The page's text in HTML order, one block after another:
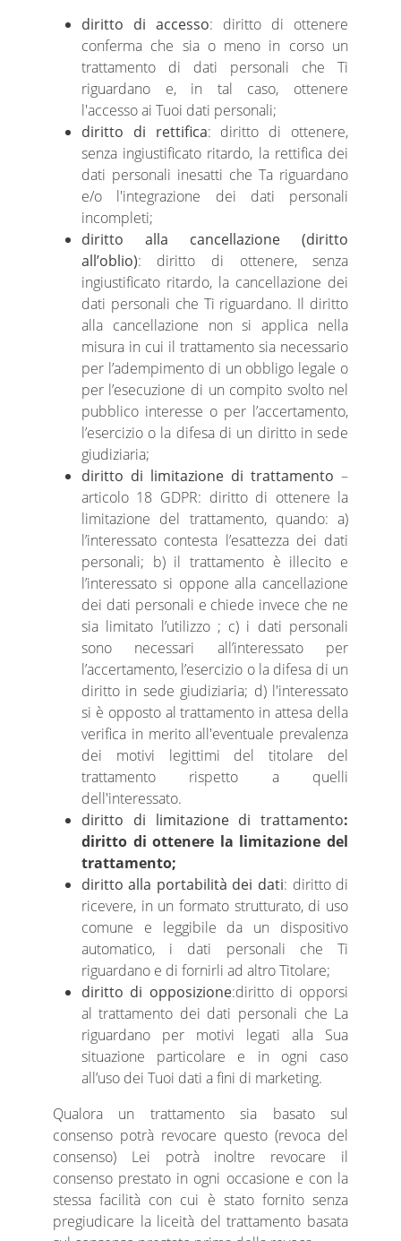
diritto di accesso: diritto di ottenere
conferma che sia o meno in corso un
trattamento di dati personali che Ti
riguardano e, in tal caso, ottenere
l'accesso ai Tuoi dati personali;
diritto di rettifica: diritto di ottenere,
senza ingiustificato ritardo, la rettifica dei
dati personali inesatti che Ta riguardano
e/o l'integrazione dei dati personali
incompleti;
diritto alla cancellazione (diritto
all’oblio): diritto di ottenere, senza
ingiustificato ritardo, la cancellazione dei
dati personali che Ti riguardano. Il diritto
alla cancellazione non si applica nella
misura in cui il trattamento sia necessario
per l’adempimento di un obbligo legale o
per l’esecuzione di un compito svolto nel
pubblico interesse o per l’accertamento,
l’esercizio o la difesa di un diritto in sede
giudiziaria;
diritto di limitazione di trattamento –
articolo 18 GDPR: diritto di ottenere la
limitazione del trattamento, quando: a)
l’interessato contesta l’esattezza dei dati
personali; b) il trattamento è illecito e
l’interessato si oppone alla cancellazione
dei dati personali e chiede invece che ne
sia limitato l’utilizzo ; c) i dati personali
sono necessari all’interessato per
l’accertamento, l’esercizio o la difesa di un
diritto in sede giudiziaria; d) l'interessato
si è opposto al trattamento in attesa della
verifica in merito all'eventuale prevalenza
dei motivi legittimi del titolare del
trattamento rispetto a quelli
dell'interessato.
diritto di limitazione di trattamento:
diritto di ottenere la limitazione del
trattamento;
diritto alla portabilità dei dati: diritto di
ricevere, in un formato strutturato, di uso
comune e leggibile da un dispositivo
automatico, i dati personali che Ti
riguardano e di fornirli ad altro Titolare;
diritto di opposizione:diritto di opporsi
al trattamento dei dati personali che La
riguardano per motivi legati alla Sua
situazione particolare e in ogni caso
all’uso dei Tuoi dati a fini di marketing.
Qualora un trattamento sia basato sul
consenso potrà revocare questo (revoca del
consenso) Lei potrà inoltre revocare il
consenso prestato in ogni occasione e con la
stessa facilità con cui è stato fornito senza
pregiudicare la liceità del trattamento basata